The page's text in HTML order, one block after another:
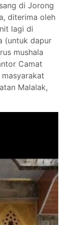
di Jorong
diterima oleh
lagi di
(untuk dapur
mushala
Camat
Malalak,